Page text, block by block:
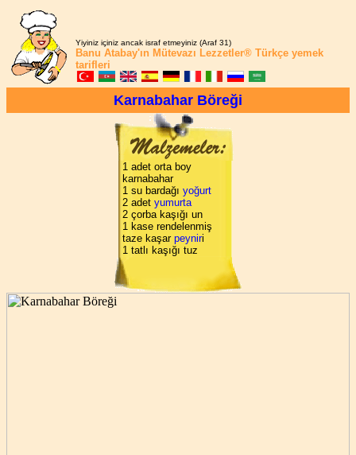
Yiyiniz içiniz ancak israf etmeyiniz (Araf 31)
Banu Atabay'ın Mütevazı Lezzetler® Türkçe yemek
tarifleri
Karnabahar Böreği
1 adet orta boy
karnabahar
1 su bardağı yoğurt
2 adet yumurta
2 çorba kaşığı un
1 kase rendelenmiş
taze kaşar peyniri
1 tatlı kaşığı tuz